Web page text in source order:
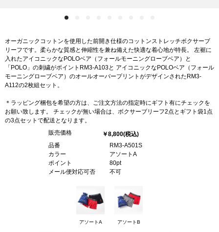
オーガニックコットンを使用した前開き仕様のコットンストレッチボクサーブ
リーフです。柔らかな質感と伸縮性を兼ね備えた快適な着心地が特長。 左裾に
入れたアイコニックなPOLOベア（フォールモーニングローブベア）と
「POLO」の刺繍がポイントRM3-A103と アイコニックなPOLOベア（フォール
モーニングローブベア）のオールオーバープリントがデザインされたRM3-
A112の2枚組セット。
＊ラッピング梱包を希望の方は、ご注文方法の指定時にギフト有にチェックを
お願い致します。 チェックが無い場合は、ボクサーブリーフ2点とギフト袋1点
の3点セットで配送となります。
販売価格
￥8,800(税込)
品番
RM3-A501S
カラー
アソートA
ポイント
80pt
メール便対応可否
不可
アソートA アソートB